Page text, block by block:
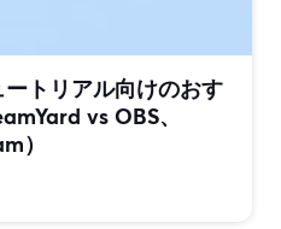
トリアル向けのおす
vs OBS、
）